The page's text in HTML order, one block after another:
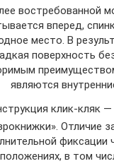
востребованной
вперед,
место. В
поверхность
являются
клик-кляк
Отличие
фиксации
в том